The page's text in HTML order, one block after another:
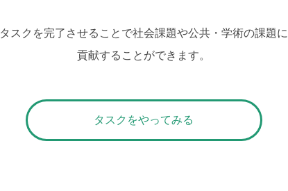
タスクを完了させることで社会課題や公共・学術の課題に
貢献することができます。
タスクをやってみる